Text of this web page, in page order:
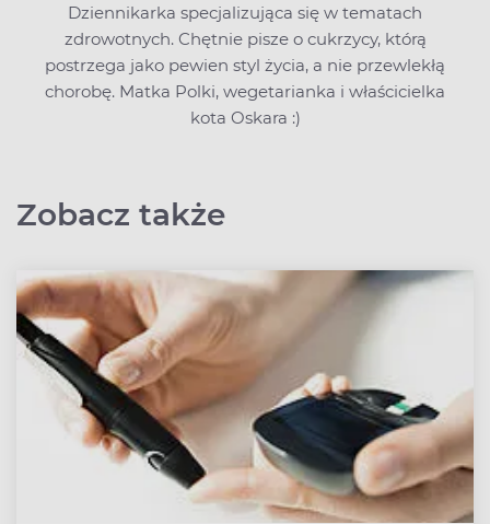
Dziennikarka specjalizująca się w tematach
zdrowotnych. Chętnie pisze o cukrzycy, którą
postrzega jako pewien styl życia, a nie przewlekłą
chorobę. Matka Polki, wegetarianka i właścicielka
kota Oskara :)
Zobacz także